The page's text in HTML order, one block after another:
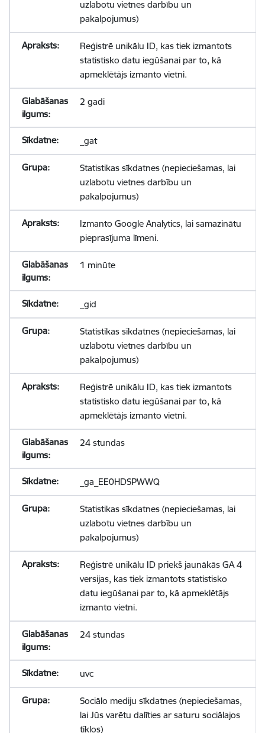
uzlabotu vietnes darbību un
pakalpojumus)
Reģistrē unikālu ID, kas tiek izmantots
statistisko datu iegūšanai par to, kā
apmeklētājs izmanto vietni.
2 gadi
_gat
Statistikas sīkdatnes (nepieciešamas, lai
uzlabotu vietnes darbību un
pakalpojumus)
Izmanto Google Analytics, lai samazinātu
pieprasījuma līmeni.
1 minūte
_gid
Statistikas sīkdatnes (nepieciešamas, lai
uzlabotu vietnes darbību un
pakalpojumus)
Reģistrē unikālu ID, kas tiek izmantots
statistisko datu iegūšanai par to, kā
apmeklētājs izmanto vietni.
24 stundas
_ga_EE0HDSPWWQ
Statistikas sīkdatnes (nepieciešamas, lai
uzlabotu vietnes darbību un
pakalpojumus)
Reģistrē unikālu ID priekš jaunākās GA 4
versijas, kas tiek izmantots statistisko
datu iegūšanai par to, kā apmeklētājs
izmanto vietni.
24 stundas
uvc
Sociālo mediju sīkdatnes (nepieciešamas,
lai Jūs varētu dalīties ar saturu sociālajos
tīklos)